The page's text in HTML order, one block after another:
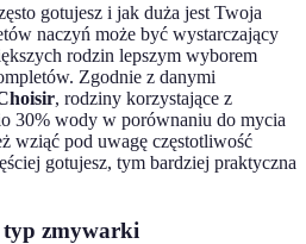
gotujesz i jak duża jest Twoja
naczyń może być wystarczający
rodzin lepszym wyborem
Zgodnie z danymi
, rodziny korzystające z
30% wody w porównaniu do mycia
wziąć pod uwagę częstotliwość
gotujesz, tym bardziej praktyczna
zmywarki